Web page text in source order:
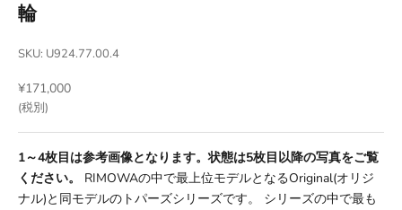
輪
SKU: U924.77.00.4
セール価格
¥171,000
(税別)
1～4枚目は参考画像となります。状態は5枚目以降の写真をご覧
ください。
RIMOWAの中で最上位モデルとなるOriginal(オリジ
ナル)と同モデルのトパーズシリーズです。 シリーズの中で最も